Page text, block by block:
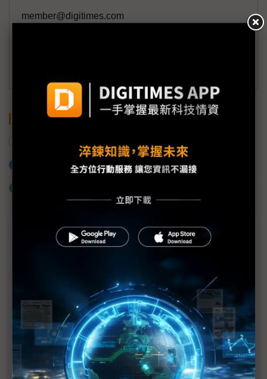
member@digitimes.com
關鍵字
加入已選取到「關鍵字追蹤」
近７天熱門報導
MLCC訂單過熱、出貨比創高 村田示警全球AI基
2027全年記憶體產能提前售罄 買家「祕而不
宣」只怕買不夠
英特爾EMIB良率達標 聯發科第2代ASIC產品
2028準時量產